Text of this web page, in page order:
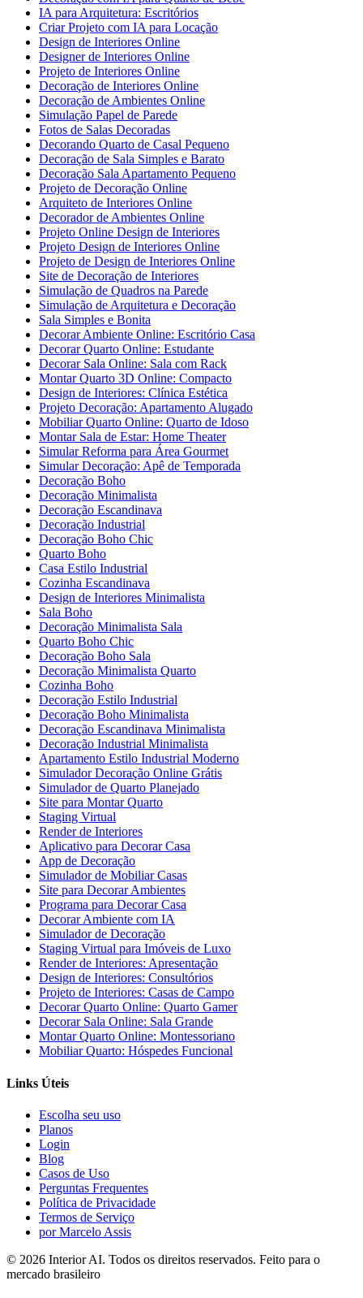
IA para Arquitetura: Escritórios
Criar Projeto com IA para Locação
Design de Interiores Online
Designer de Interiores Online
Projeto de Interiores Online
Decoração de Interiores Online
Decoração de Ambientes Online
Simulação Papel de Parede
Fotos de Salas Decoradas
Decorando Quarto de Casal Pequeno
Decoração de Sala Simples e Barato
Decoração Sala Apartamento Pequeno
Projeto de Decoração Online
Arquiteto de Interiores Online
Decorador de Ambientes Online
Projeto Online Design de Interiores
Projeto Design de Interiores Online
Projeto de Design de Interiores Online
Site de Decoração de Interiores
Simulação de Quadros na Parede
Simulação de Arquitetura e Decoração
Sala Simples e Bonita
Decorar Ambiente Online: Escritório Casa
Decorar Quarto Online: Estudante
Decorar Sala Online: Sala com Rack
Montar Quarto 3D Online: Compacto
Design de Interiores: Clínica Estética
Projeto Decoração: Apartamento Alugado
Mobiliar Quarto Online: Quarto de Idoso
Montar Sala de Estar: Home Theater
Simular Reforma para Área Gourmet
Simular Decoração: Apê de Temporada
Decoração Boho
Decoração Minimalista
Decoração Escandinava
Decoração Industrial
Decoração Boho Chic
Quarto Boho
Casa Estilo Industrial
Cozinha Escandinava
Design de Interiores Minimalista
Sala Boho
Decoração Minimalista Sala
Quarto Boho Chic
Decoração Boho Sala
Decoração Minimalista Quarto
Cozinha Boho
Decoração Estilo Industrial
Decoração Boho Minimalista
Decoração Escandinava Minimalista
Decoração Industrial Minimalista
Apartamento Estilo Industrial Moderno
Simulador Decoração Online Grátis
Simulador de Quarto Planejado
Site para Montar Quarto
Staging Virtual
Render de Interiores
Aplicativo para Decorar Casa
App de Decoração
Simulador de Mobiliar Casas
Site para Decorar Ambientes
Programa para Decorar Casa
Decorar Ambiente com IA
Simulador de Decoração
Staging Virtual para Imóveis de Luxo
Render de Interiores: Apresentação
Design de Interiores: Consultórios
Projeto de Interiores: Casas de Campo
Decorar Quarto Online: Quarto Gamer
Decorar Sala Online: Sala Grande
Montar Quarto Online: Montessoriano
Mobiliar Quarto: Hóspedes Funcional
Links Úteis
Escolha seu uso
Planos
Login
Blog
Casos de Uso
Perguntas Frequentes
Política de Privacidade
Termos de Serviço
por Marcelo Assis
© 2026 Interior AI. Todos os direitos reservados. Feito para o
mercado brasileiro